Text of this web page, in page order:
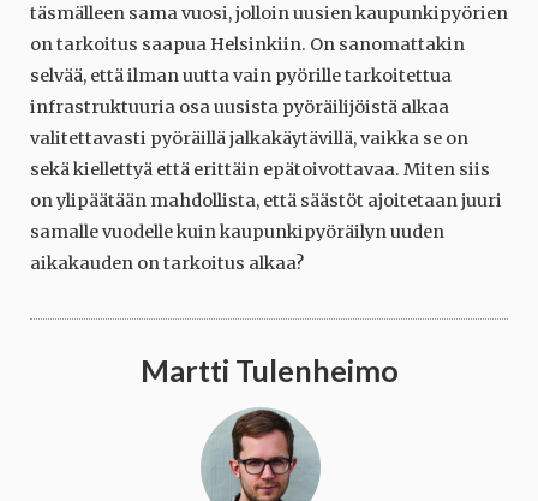
täsmälleen sama vuosi, jolloin uusien kaupunkipyörien
on tarkoitus saapua Helsinkiin. On sanomattakin
selvää, että ilman uutta vain pyörille tarkoitettua
infrastruktuuria osa uusista pyöräilijöistä alkaa
valitettavasti pyöräillä jalkakäytävillä, vaikka se on
sekä kiellettyä että erittäin epätoivottavaa. Miten siis
on ylipäätään mahdollista, että säästöt ajoitetaan juuri
samalle vuodelle kuin kaupunkipyöräilyn uuden
aikakauden on tarkoitus alkaa?
Martti Tulenheimo